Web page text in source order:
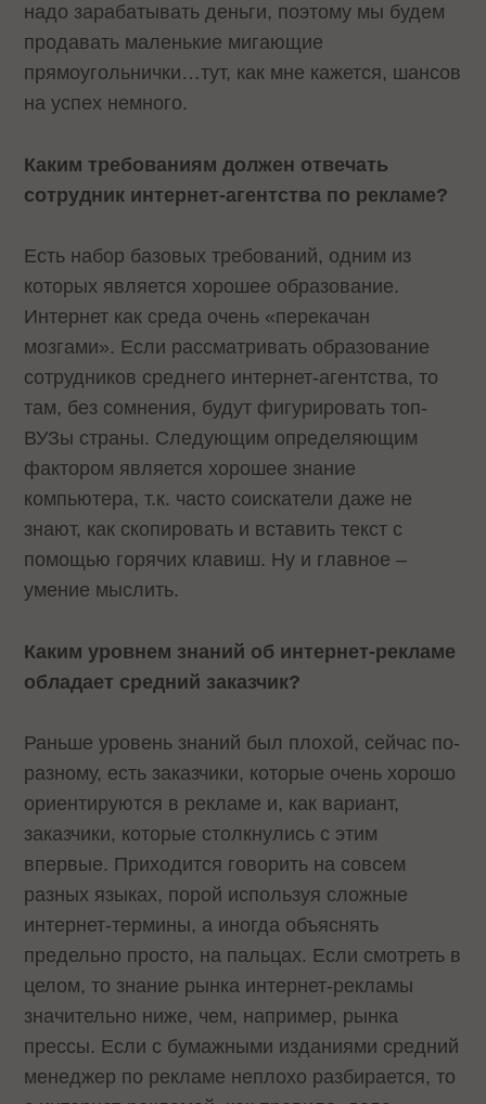
надо зарабатывать деньги, поэтому мы будем
продавать маленькие мигающие
прямоугольнички…тут, как мне кажется, шансов
на успех немного.
Каким требованиям должен отвечать
сотрудник интернет-агентства по рекламе?
Есть набор базовых требований, одним из
которых является хорошее образование.
Интернет как среда очень «перекачан
мозгами». Если рассматривать образование
сотрудников среднего интернет-агентства, то
там, без сомнения, будут фигурировать топ-
ВУЗы страны. Следующим определяющим
фактором является хорошее знание
компьютера, т.к. часто соискатели даже не
знают, как скопировать и вставить текст с
помощью горячих клавиш. Ну и главное –
умение мыслить.
Каким уровнем знаний об интернет-рекламе
обладает средний заказчик?
Раньше уровень знаний был плохой, сейчас по-
разному, есть заказчики, которые очень хорошо
ориентируются в рекламе и, как вариант,
заказчики, которые столкнулись с этим
впервые. Приходится говорить на совсем
разных языках, порой используя сложные
интернет-термины, а иногда объяснять
предельно просто, на пальцах. Если смотреть в
целом, то знание рынка интернет-рекламы
значительно ниже, чем, например, рынка
прессы. Если с бумажными изданиями средний
менеджер по рекламе неплохо разбирается, то